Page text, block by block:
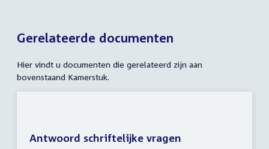
Gerelateerde documenten
Hier vindt u documenten die gerelateerd zijn aan
bovenstaand Kamerstuk.
Antwoord schriftelijke vragen